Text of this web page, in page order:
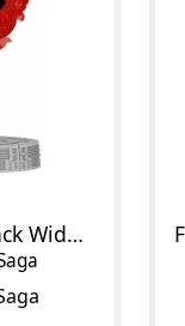
Figurine POP Black Widow (Rouge)